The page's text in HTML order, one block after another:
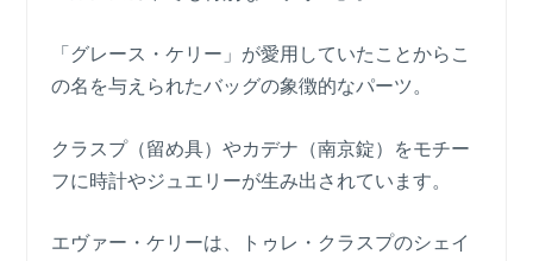
「グレース・ケリー」が愛用していたことからこ
の名を与えられたバッグの象徴的なパーツ。
クラスプ（留め具）やカデナ（南京錠）をモチー
フに時計やジュエリーが生み出されています。
エヴァー・ケリーは、トゥレ・クラスプのシェイ